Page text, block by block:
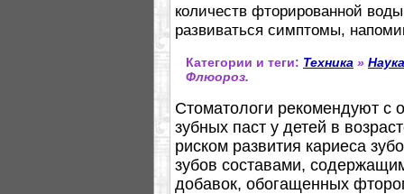
количеств фторированной
развиваться симптомы,
Категории и теги: Техника » Наука
Флюороз.
Стоматологи рекомендуют с
зубных паст у детей в
риском развития кариеса
зубов составами,
добавок, обогащенных